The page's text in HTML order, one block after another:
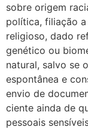
sobre origem
política, filiação
religioso, dado
genético ou
natural, salvo se
espontânea e
envio de
ciente ainda de
pessoais